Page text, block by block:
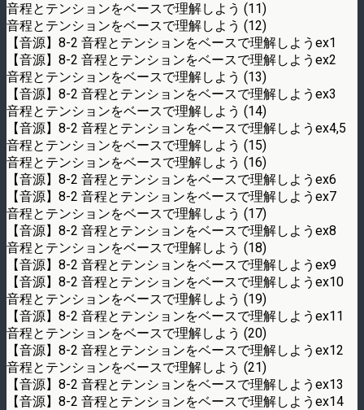
音程とテンションをベースで理解しよう (11)
音程とテンションをベースで理解しよう (12)
【音源】8-2 音程とテンションをベースで理解しようex1
【音源】8-2 音程とテンションをベースで理解しようex2
音程とテンションをベースで理解しよう (13)
【音源】8-2 音程とテンションをベースで理解しようex3
音程とテンションをベースで理解しよう (14)
【音源】8-2 音程とテンションをベースで理解しようex4,5
音程とテンションをベースで理解しよう (15)
音程とテンションをベースで理解しよう (16)
【音源】8-2 音程とテンションをベースで理解しようex6
【音源】8-2 音程とテンションをベースで理解しようex7
音程とテンションをベースで理解しよう (17)
【音源】8-2 音程とテンションをベースで理解しようex8
音程とテンションをベースで理解しよう (18)
【音源】8-2 音程とテンションをベースで理解しようex9
【音源】8-2 音程とテンションをベースで理解しようex10
音程とテンションをベースで理解しよう (19)
【音源】8-2 音程とテンションをベースで理解しようex11
音程とテンションをベースで理解しよう (20)
【音源】8-2 音程とテンションをベースで理解しようex12
音程とテンションをベースで理解しよう (21)
【音源】8-2 音程とテンションをベースで理解しようex13
【音源】8-2 音程とテンションをベースで理解しようex14